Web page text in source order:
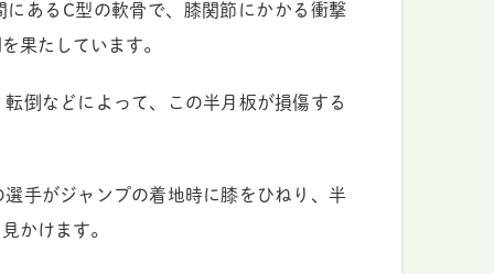
あるC型の軟骨で、膝関節にかかる衝撃
果たしています。
倒などによって、この半月板が損傷する
手がジャンプの着地時に膝をひねり、半
かけます。